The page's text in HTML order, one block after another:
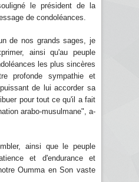
le président de la
de condoléances.
de nos grands sages, je
ainsi qu'au peuple
les plus sincères
profonde sympathie et
de lui accorder sa
pour tout ce qu'il a fait
arabo-musulmane", a-
ainsi que le peuple
et d'endurance et
Oumma en Son vaste